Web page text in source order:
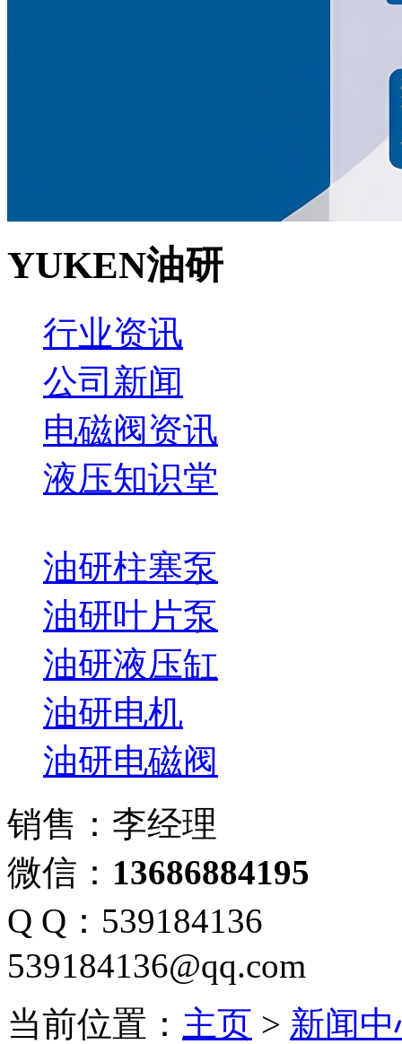
YUKEN油研
行业资讯
公司新闻
电磁阀资讯
液压知识堂
油研柱塞泵
油研叶片泵
油研液压缸
油研电机
油研电磁阀
销售：李经理
微信： 13686884195
Q Q：539184136
539184136@qq.com
当前位置： 主页 > 新闻